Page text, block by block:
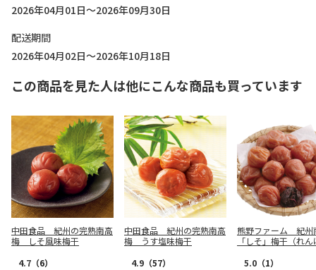
2026年04月01日～2026年09月30日
配送期間
2026年04月02日～2026年10月18日
この商品を見た人は他にこんな商品も買っています
中田食品 紀州の完熟南高
梅 しそ風味梅干
4.7 （6）
中田食品 紀州の完熟南高
梅 うす塩味梅干
4.9 （57）
熊野ファーム 紀州
「しそ」梅干（れ
5.0 （1）